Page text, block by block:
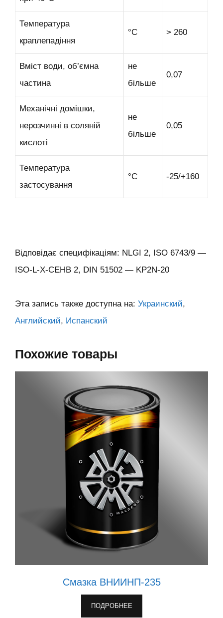
Температура
краплепадіння
°С > 260
Вміст води, об’ємна
частина
не
більше
0,07
Механічні домішки,
нерозчинні в соляній
кислоті
не
більше
0,05
Температура
застосування
°С -25/+160
Відповідає специфікаціям: NLGI 2, ISO 6743/9 —
ISO-L-X-CEHB 2, DIN 51502 — KP2N-20
Эта запись также доступна на: Украинский
Английский
Испанский
Похожие товары
Смазка ВНИИНП-235
ПОДРОБНЕЕ